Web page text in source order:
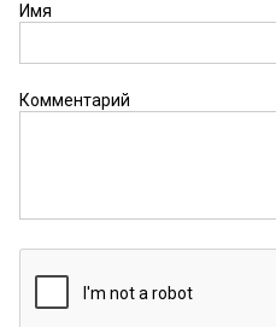
Имя
Комментарий